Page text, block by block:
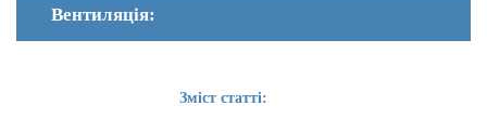
Вентиляція:
Зміст статті: